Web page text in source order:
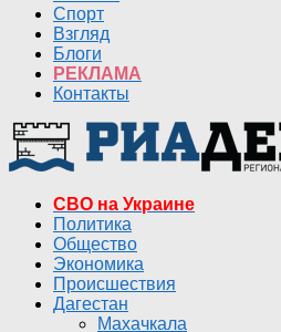
Спорт
Взгляд
Блоги
РЕКЛАМА
Контакты
СВО на Украине
Политика
Общество
Экономика
Происшествия
Дагестан
Махачкала